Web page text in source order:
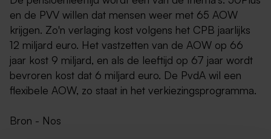
en de PVV willen dat mensen weer met 65 AOW
krijgen. Zo'n verlaging kost volgens het CPB jaarlijks
12 miljard euro. Het vastzetten van de AOW op 66
jaar kost 9 miljard, en als de leeftijd op 67 jaar wordt
bevroren kost dat 6 miljard euro. De PvdA wil een
flexibele AOW, zo staat in het verkiezingsprogramma.
Bron - Nos